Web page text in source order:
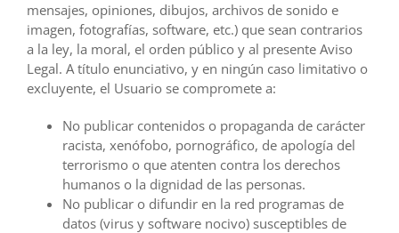
mensajes, opiniones, dibujos, archivos de sonido e
imagen, fotografías, software, etc.) que sean contrarios
a la ley, la moral, el orden público y al presente Aviso
Legal. A título enunciativo, y en ningún caso limitativo o
excluyente, el Usuario se compromete a:
No publicar contenidos o propaganda de carácter
racista, xenófobo, pornográfico, de apología del
terrorismo o que atenten contra los derechos
humanos o la dignidad de las personas.
No publicar o difundir en la red programas de
datos (virus y software nocivo) susceptibles de